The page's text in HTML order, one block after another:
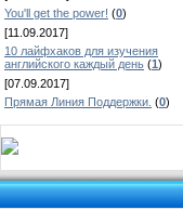
You'll get the power! (0)
[11.09.2017]
10 лайфхаков для изучения
английского каждый день (1)
[07.09.2017]
Прямая Линия Поддержки. (0)